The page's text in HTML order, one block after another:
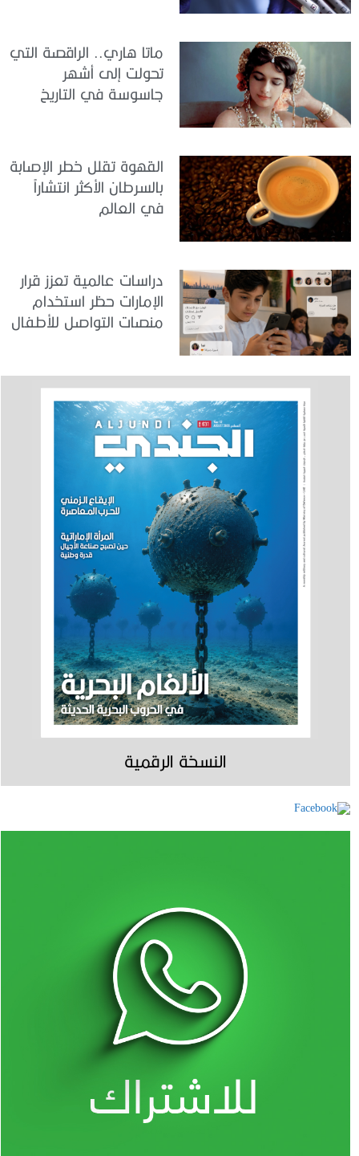
ماتا هاري.. الراقصة التي
تحولت إلى أشهر
جاسوسة في التاريخ
القهوة تقلل خطر الإصابة
بالسرطان الأكثر انتشاراً
في العالم
دراسات عالمية تعزز قرار
الإمارات حظر استخدام
منصات التواصل للأطفال
النسخة الرقمية